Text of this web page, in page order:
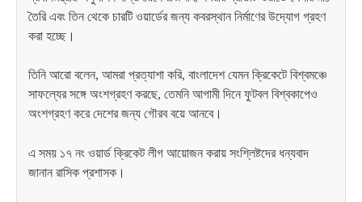
তৈরি এবং তিন থেকে চারটি ওয়ার্ডের জন্য কবরস্থান নির্মাণের উদ্যোগ গ্রহণ
করা হচ্ছে।
তিনি আরো বলেন, আমরা প্রত্যাশা করি, বাংলাদেশ যেমন ক্রিকেটে বিশ্বমঞ্চে
সাফল্যের সঙ্গে অংশগ্রহণ করছে, তেমনি আগামী দিনে ফুটবল বিশ্বকাপেও
অংশগ্রহণ করে দেশের জন্য গৌরব বয়ে আনবে।
এ সময় ১৭ নং ওয়ার্ড ক্রিকেট লীগ আয়োজন করায় সংশ্লিষ্টদের ধন্যবাদ
জানান রাসিক প্রশাসক।